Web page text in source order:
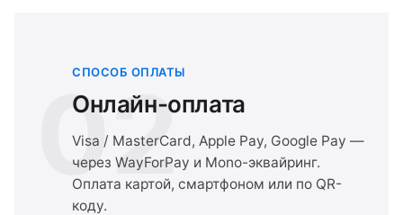
02
СПОСОБ ОПЛАТЫ
Онлайн-оплата
Visa / MasterCard, Apple Pay, Google Pay —
через WayForPay и Mono-эквайринг.
Оплата картой, смартфоном или по QR-
коду.